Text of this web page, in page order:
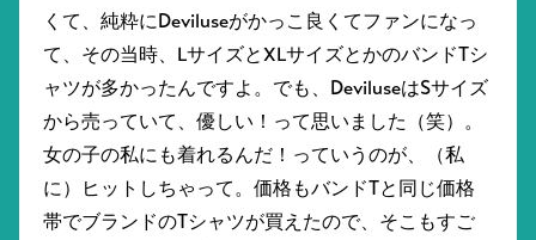
くて、純粋にDeviluseがかっこ良くてファンになっ
て、その当時、LサイズとXLサイズとかのバンドTシ
ャツが多かったんですよ。でも、DeviluseはSサイズ
から売っていて、優しい！って思いました（笑）。
女の子の私にも着れるんだ！っていうのが、（私
に）ヒットしちゃって。価格もバンドTと同じ価格
帯でブランドのTシャツが買えたので、そこもすご